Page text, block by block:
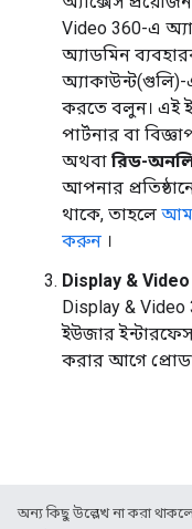
Video 360-এ
অ্যাডমিন
করতে বলুন। এই
পার্টনার বা
অথবা রিড-
আপনার
থাকে, তাহলে
করুন ।
Display &
Display & Video
ইউজার
করার আগে
অন্য কিছু উল্লেখ না করা